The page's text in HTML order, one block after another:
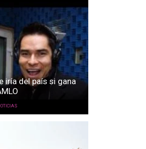
iría del país si gana